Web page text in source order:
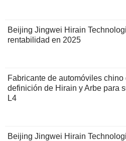
Beijing Jingwei Hirain
rentabilidad en 2025
Fabricante de automóviles
definición de Hirain y Arbe para
L4
Beijing Jingwei Hirain